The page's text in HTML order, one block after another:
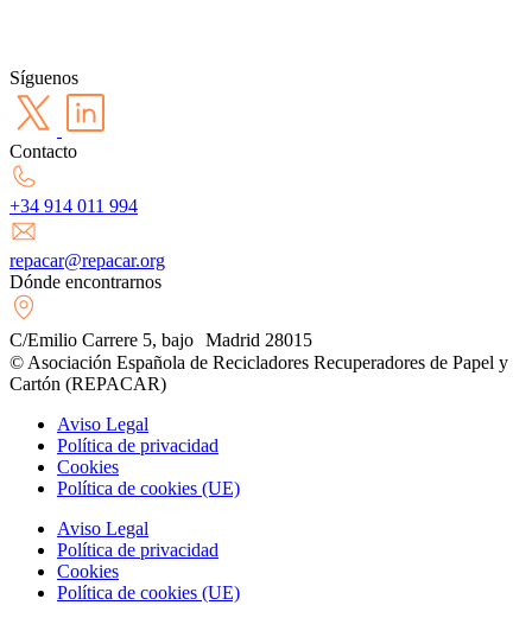
Síguenos
Contacto
+34 914 011 994
repacar@repacar.org
Dónde encontrarnos
C/Emilio Carrere 5, bajo Madrid 28015
© Asociación Española de Recicladores Recuperadores de Papel y
Cartón (REPACAR)
Aviso Legal
Política de privacidad
Cookies
Política de cookies (UE)
Aviso Legal
Política de privacidad
Cookies
Política de cookies (UE)